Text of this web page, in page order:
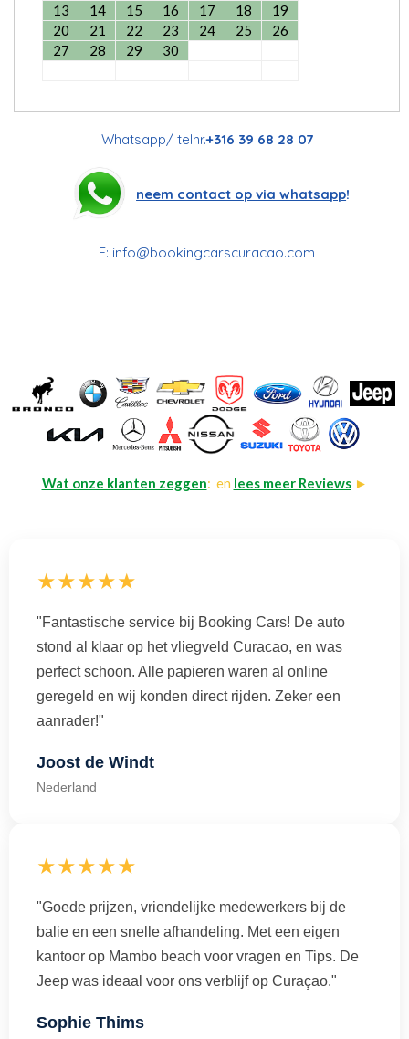
13
14 15 16 17 18
19
20
21 22 23 24 25
26
27
28 29 30
Whatsapp/ telnr.+316 39 68 28 07
neem contact op via whatsapp!
E: info@bookingcarscuracao.com
Wat onze klanten zeggen: en lees meer Reviews►
★★★★★
"Fantastische service bij Booking Cars! De auto
stond al klaar op het vliegveld Curacao, en was
perfect schoon. Alle papieren waren al online
geregeld en wij konden direct rijden. Zeker een
aanrader!"
Joost de Windt
Nederland
★★★★★
"Goede prijzen, vriendelijke medewerkers bij de
balie en een snelle afhandeling. Met een eigen
kantoor op Mambo beach voor vragen en Tips. De
Jeep was ideaal voor ons verblijf op Curaçao."
Sophie Thims